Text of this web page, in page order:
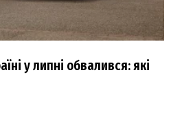
у липні обвалився: які